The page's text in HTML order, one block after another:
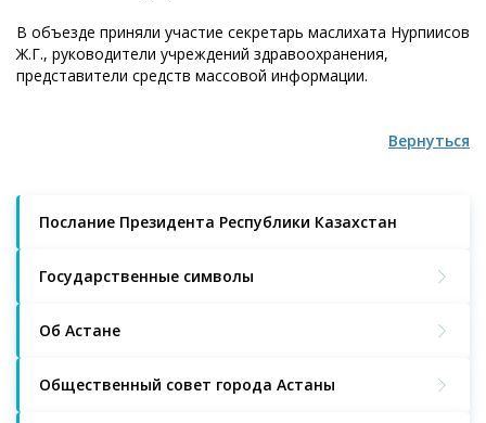
Послание Президента Республики Казахстан
Государственные символы
Об Астане
Общественный совет города Астаны
В объезде приняли участие секретарь маслихата Нурпиисов
Ж.Г., руководители учреждений здравоохранения,
представители средств массовой информации.
Вернуться